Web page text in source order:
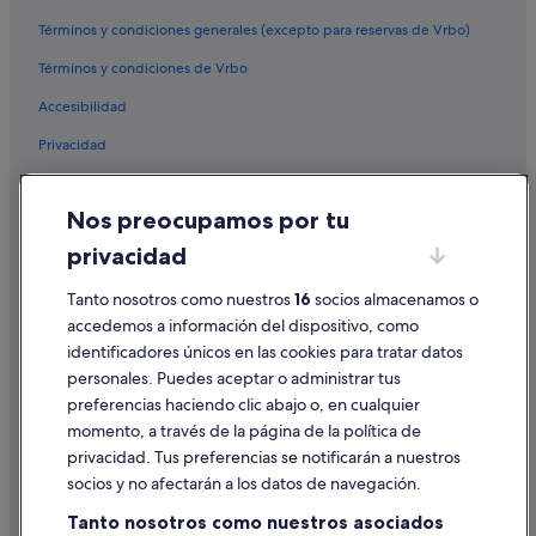
Proveedores de coches de alquiler en Asia
Alquiler de coches Alamo Rent A Car en Asia
Alquiler de coches Budget en Asia
Alquiler de coches Enterprise en Asia
Alquiler de coches Hertz en Asia
Alquiler de coches Thrifty Car Rental en Asia
Alquiler de coches Dollar Rent A Car en Asia
Alquiler de coches National en Asia
Alquiler de coches Fox Rental Cars en Asia
Alquiler de coches Payless en Asia
Alquiler de coches Europcar en Asia
Encuentra otras clases de coches en Asia
Términos y condiciones generales (excepto para reservas de Vrbo)
Términos y condiciones de Vrbo
Accesibilidad
Privacidad
Condiciones de uso
Información legal/contacto
Pautas sobre el contenido y cómo denunciar contenido
Ayuda
Cancelar un vuelo
Cancelar una reserva de hotel o de un alquiler vacacional
Nos preocupamos por tu
privacidad
Tanto nosotros como nuestros16 socios almacenamos o
accedemos a información del dispositivo, como
identificadores únicos en las cookies para tratar datos
personales. Puedes aceptar o administrar tus
preferencias haciendo clic abajo o, en cualquier
momento, a través de la página de la política de
privacidad. Tus preferencias se notificarán a nuestros
socios y no afectarán a los datos de navegación.
Tanto nosotros como nuestros asociados